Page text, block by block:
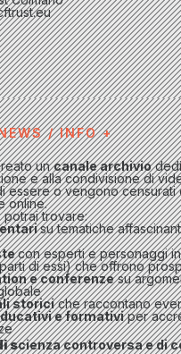
/ INFO +
uncanale archivio
e alla condivisione di
essere o vengono censurati
online.
potrai trovare:
su tematiche
con esperti e personaggi
di essi) che offrono
e conferenzesu
storiciche raccontano
e formativiper
scienza controversa e di